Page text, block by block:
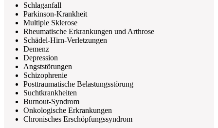
Schlaganfall
Parkinson-Krankheit
Multiple Sklerose
Rheumatische Erkrankungen und Arthrose
Schädel-Hirn-Verletzungen
Demenz
Depression
Angststörungen
Schizophrenie
Posttraumatische Belastungsstörung
Suchtkrankheiten
Burnout-Syndrom
Onkologische Erkrankungen
Chronisches Erschöpfungssyndrom